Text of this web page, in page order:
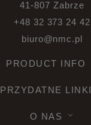
41-807 Zabrze
+48 32 373 24 42
biuro@nmc.pl
PRODUCT INFO
PRZYDATNE LINKI
O NAS